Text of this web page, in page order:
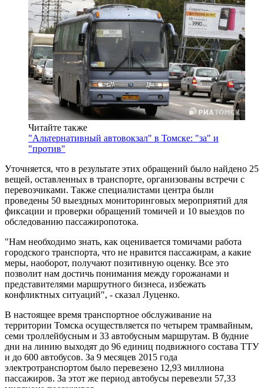
Читайте также
"Альтернативный автовокзал" в Томске: "за" и
"против"
Уточняется, что в результате этих обращений было найдено 25
вещей, оставленных в транспорте, организованы встречи с
перевозчиками. Также специалистами центра были
проведены 50 выездных мониторинговых мероприятий для
фиксации и проверки обращений томичей и 10 выездов по
обследованию пассажиропотока.
"Нам необходимо знать, как оценивается томичами работа
городского транспорта, что не нравится пассажирам, а какие
меры, наоборот, получают позитивную оценку. Все это
позволит нам достичь понимания между горожанами и
представителями маршрутного бизнеса, избежать
конфликтных ситуаций", - сказал Луценко.
В настоящее время транспортное обслуживание на
территории Томска осуществляется по четырем трамвайным,
семи троллейбусным и 33 автобусным маршрутам. В будние
дни на линию выходят до 96 единиц подвижного состава ТТУ
и до 600 автобусов. За 9 месяцев 2015 года
электротранспортом было перевезено 12,93 миллиона
пассажиров. За этот же период автобусы перевезли 57,33